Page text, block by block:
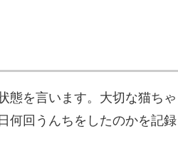
態を言います。大切な猫ちゃ
何回うんちをしたのかを記録